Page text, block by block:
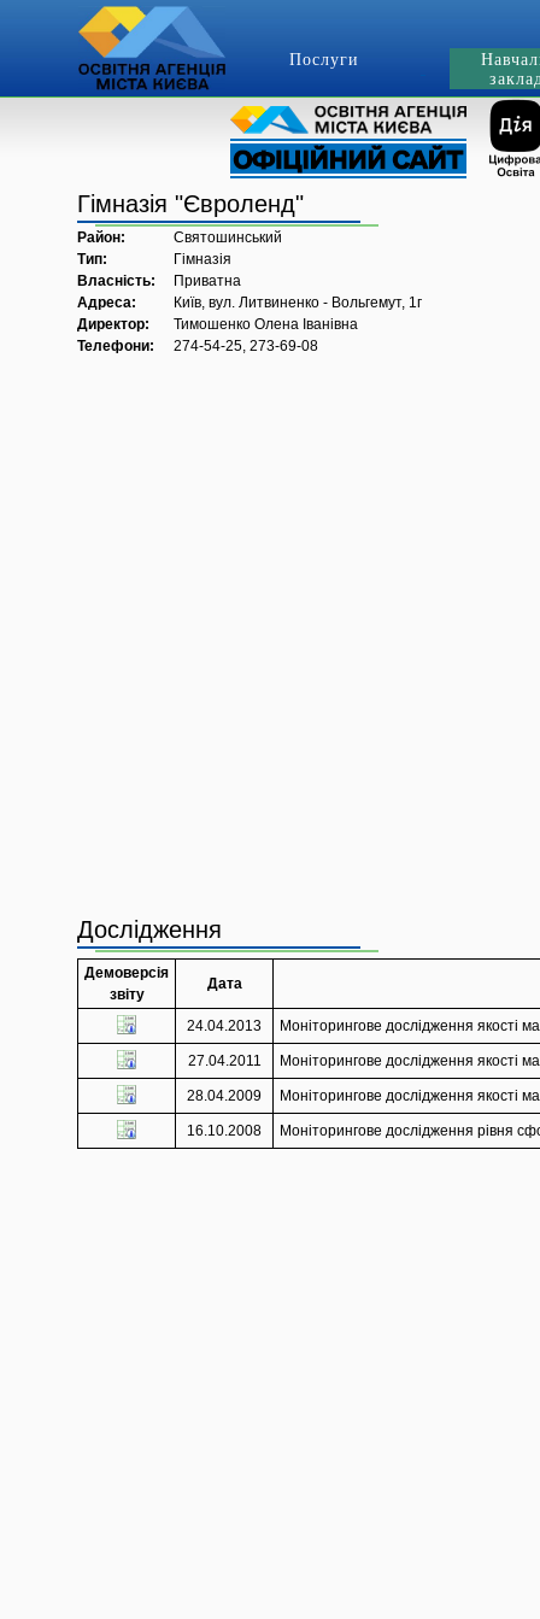
Послуги
Гімназія "Євроленд"
Район:
Святошинський
Тип:
Гімназія
Власність:
Приватна
Адреса:
Київ, вул. Литвиненко - Вольгемут, 1г
Директор:
Тимошенко Олена Іванівна
Телефони:
274-54-25, 273-69-08
Дослідження
Демоверсія
звіту
Дата
24.04.2013 Моніторингове дослідження якості
27.04.2011 Моніторингове дослідження якості
28.04.2009 Моніторингове дослідження якості
16.10.2008 Моніторингове дослідження рівня